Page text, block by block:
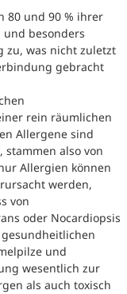
80 und 90 % ihrer
besonders
zu, was nicht zuletzt
gebracht
rein räumlichen
Allergene sind
stammen also von
Allergien können
werden,
von
oder Nocardiopsis
und
wesentlich zur
als auch toxisch